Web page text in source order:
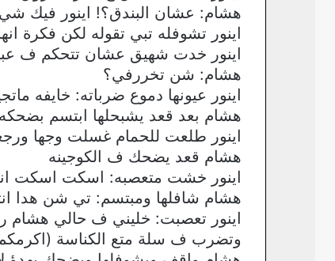
هشام: عشان البندق؟! اينور فيك
اينور تشوفله تبي تقوله لكن فكرة
اينور خدت شهيق عشان تتحكم ف
هشام: شن تخررفي؟
اينور عيونها دموع ضرباته: خايفه
هشام بعد قعد يشبحلها ابتسم بضحكه
اينور طلعت للحمام غسلت وجها
هشام قعد يضحك ف الكوجينه
اينور خشت متعصبه: اسكت اسكت
هشام شافلها ومبتسم: تي شن هدا
اينور تعصبت: خليني ف حالي هشام
وتضرب ف سلة متع الكناسة (اكرمكم